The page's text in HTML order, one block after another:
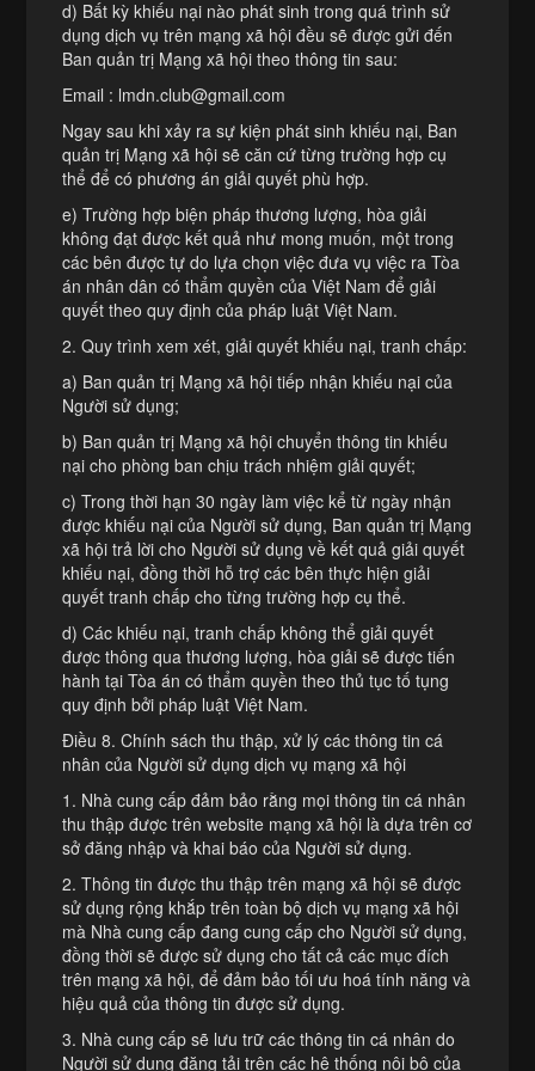
d) Bất kỳ khiếu nại nào phát sinh trong quá trình sử
dụng dịch vụ trên mạng xã hội đều sẽ được gửi đến
Ban quản trị Mạng xã hội theo thông tin sau:
Email : lmdn.club@gmail.com
Ngay sau khi xảy ra sự kiện phát sinh khiếu nại, Ban
quản trị Mạng xã hội sẽ căn cứ từng trường hợp cụ
thể để có phương án giải quyết phù hợp.
e) Trường hợp biện pháp thương lượng, hòa giải
không đạt được kết quả như mong muốn, một trong
các bên được tự do lựa chọn việc đưa vụ việc ra Tòa
án nhân dân có thẩm quyền của Việt Nam để giải
quyết theo quy định của pháp luật Việt Nam.
2. Quy trình xem xét, giải quyết khiếu nại, tranh chấp:
a) Ban quản trị Mạng xã hội tiếp nhận khiếu nại của
Người sử dụng;
b) Ban quản trị Mạng xã hội chuyển thông tin khiếu
nại cho phòng ban chịu trách nhiệm giải quyết;
c) Trong thời hạn 30 ngày làm việc kể từ ngày nhận
được khiếu nại của Người sử dụng, Ban quản trị Mạng
xã hội trả lời cho Người sử dụng về kết quả giải quyết
khiếu nại, đồng thời hỗ trợ các bên thực hiện giải
quyết tranh chấp cho từng trường hợp cụ thể.
d) Các khiếu nại, tranh chấp không thể giải quyết
được thông qua thương lượng, hòa giải sẽ được tiến
hành tại Tòa án có thẩm quyền theo thủ tục tố tụng
quy định bởi pháp luật Việt Nam.
Điều 8. Chính sách thu thập, xử lý các thông tin cá
nhân của Người sử dụng dịch vụ mạng xã hội
1. Nhà cung cấp đảm bảo rằng mọi thông tin cá nhân
thu thập được trên website mạng xã hội là dựa trên cơ
sở đăng nhập và khai báo của Người sử dụng.
2. Thông tin được thu thập trên mạng xã hội sẽ được
sử dụng rộng khắp trên toàn bộ dịch vụ mạng xã hội
mà Nhà cung cấp đang cung cấp cho Người sử dụng,
đồng thời sẽ được sử dụng cho tất cả các mục đích
trên mạng xã hội, để đảm bảo tối ưu hoá tính năng và
hiệu quả của thông tin được sử dụng.
3. Nhà cung cấp sẽ lưu trữ các thông tin cá nhân do
Người sử dụng đăng tải trên các hệ thống nội bộ của